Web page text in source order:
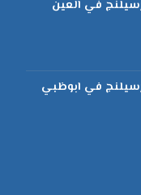
في العين
في ابوظبي